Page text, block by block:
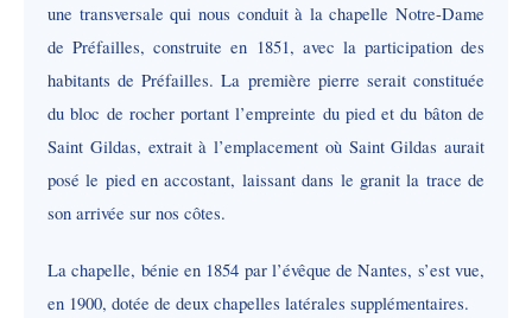
une transversale qui nous conduit à la chapelle Notre-Dame
de Préfailles, construite en 1851, avec la participation des
habitants de Préfailles. La première pierre serait constituée
du bloc de rocher portant l’empreinte du pied et du bâton de
Saint Gildas, extrait à l’emplacement où Saint Gildas aurait
posé le pied en accostant, laissant dans le granit la trace de
son arrivée sur nos côtes.
La chapelle, bénie en 1854 par l’évêque de Nantes, s’est vue,
en 1900, dotée de deux chapelles latérales supplémentaires.